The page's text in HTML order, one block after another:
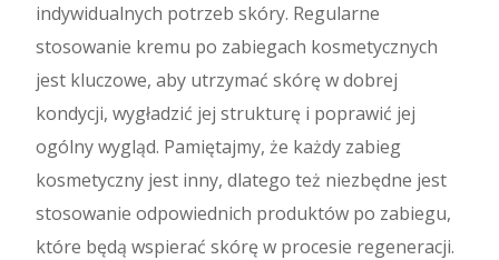
indywidualnych potrzeb skóry. Regularne
stosowanie kremu po zabiegach kosmetycznych
jest kluczowe, aby utrzymać skórę w dobrej
kondycji, wygładzić jej strukturę i poprawić jej
ogólny wygląd. Pamiętajmy, że każdy zabieg
kosmetyczny jest inny, dlatego też niezbędne jest
stosowanie odpowiednich produktów po zabiegu,
które będą wspierać skórę w procesie regeneracji.